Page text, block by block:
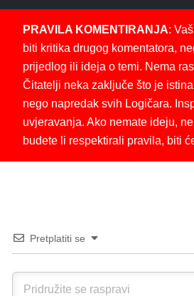
PRAVILA KOMENTIRANJA:
biti kritika drugog komentatora,
prijedlog ili ideja o temi. Nema
Čitatelji neka zaključe što je
nego napredak svih Logičara.
uvjeravanja. Ako nemate ideju,
budete li respektirali pravila, biti
Pretplatiti se